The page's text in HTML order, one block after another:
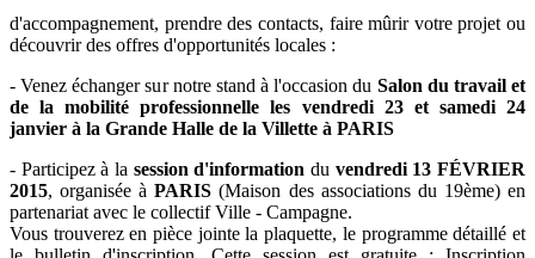
d'accompagnement, prendre des contacts, faire mûrir votre projet ou
découvrir des offres d'opportunités locales :
- Venez échanger sur notre stand à l'occasion du Salon du travail et
de la mobilité professionnelle les vendredi 23 et samedi 24
janvier à la Grande Halle de la Villette à PARIS
- Participez à la session d'information du vendredi 13 FÉVRIER
2015, organisée àPARIS (Maison des associations du 19ème) en
partenariat avec le collectif Ville - Campagne.
Vous trouverez en pièce jointe la plaquette, le programme détaillé et